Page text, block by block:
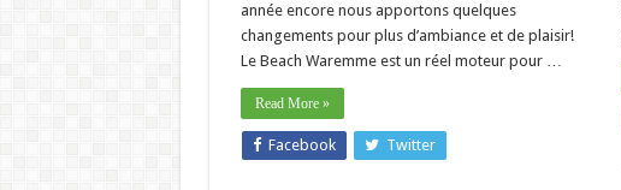
année encore nous apportons quelques
changements pour plus d’ambiance et de plaisir!
Le Beach Waremme est un réel moteur pour …
Read More »
Facebook Twitter